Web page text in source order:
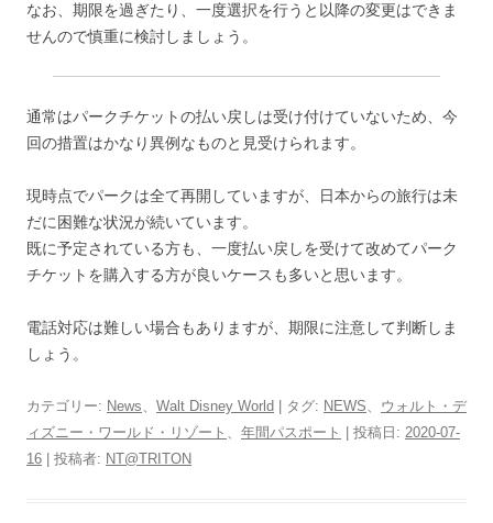
なお、期限を過ぎたり、一度選択を行うと以降の変更はできま
せんので慎重に検討しましょう。
通常はパークチケットの払い戻しは受け付けていないため、今
回の措置はかなり異例なものと見受けられます。
現時点でパークは全て再開していますが、日本からの旅行は未
だに困難な状況が続いています。
既に予定されている方も、一度払い戻しを受けて改めてパーク
チケットを購入する方が良いケースも多いと思います。
電話対応は難しい場合もありますが、期限に注意して判断しま
しょう。
カテゴリー: News、 Walt Disney World | タグ: NEWS、 ウォルト・デ
ィズニー・ワールド・リゾート 、 年間パスポート | 投稿日: 2020-07-
16
投稿者: NT@TRITON